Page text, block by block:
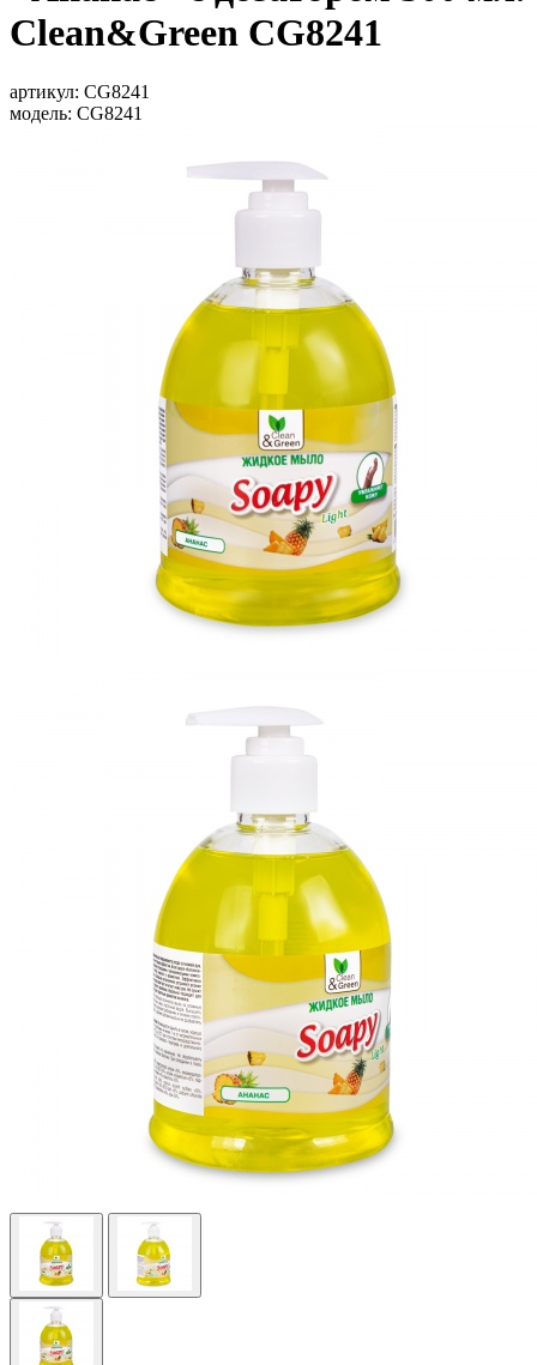
Clean&Green CG8241
артикул: CG8241
модель: CG8241